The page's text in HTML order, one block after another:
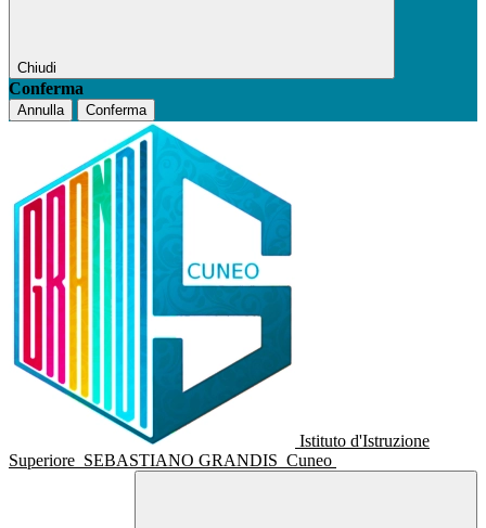
Chiudi
Conferma
Annulla Conferma
Istituto d'Istruzione
Superiore SEBASTIANO GRANDIS Cuneo